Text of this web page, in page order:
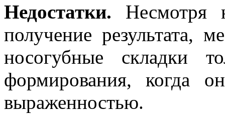
Недостатки. Несмотря
получение результата,
носогубные складки
формирования, когда
выраженностью.